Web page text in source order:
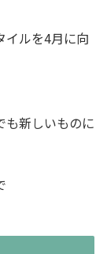
イルを4月に向
も新しいものに